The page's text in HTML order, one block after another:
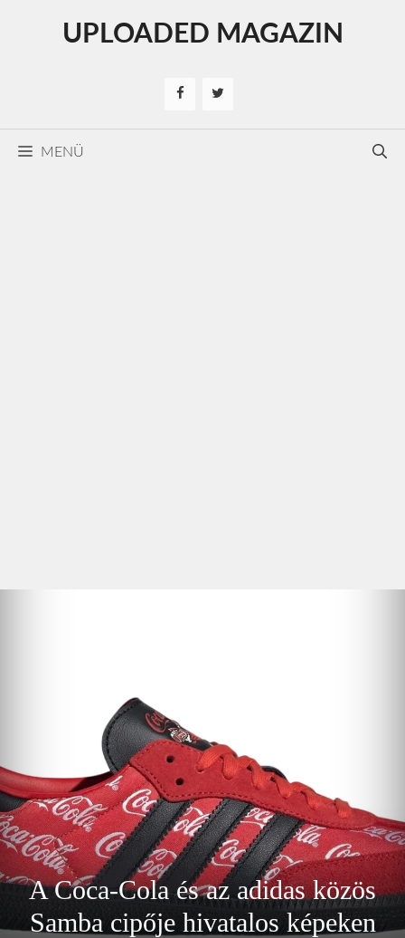
UPLOADED MAGAZIN
MENÜ
A Coca-Cola és az adidas közös
Samba cipője hivatalos képeken